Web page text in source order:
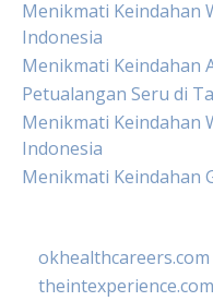
Menikmati Keindahan
Indonesia
Menikmati Keindahan
Petualangan Seru di
Menikmati Keindahan
Indonesia
Menikmati Keindahan
okhealthcareers.com
theintexperience.com